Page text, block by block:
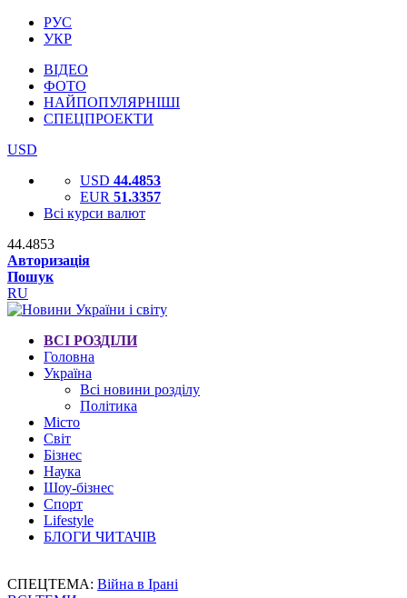
РУС
УКР
ВІДЕО
ФОТО
НАЙПОПУЛЯРНІШІ
СПЕЦПРОЕКТИ
USD
USD 44.4853
EUR 51.3357
Всі курси валют
44.4853
Авторизація
Пошук
RU
ВСІ РОЗДІЛИ
Головна
Україна
Всі новини розділу
Політика
Місто
Світ
Бізнес
Наука
Шоу-бізнес
Спорт
Lifestyle
БЛОГИ ЧИТАЧІВ
СПЕЦТЕМА: Війна в Ірані